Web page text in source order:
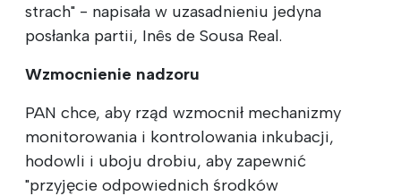
strach" - napisała w uzasadnieniu jedyna
posłanka partii, Inês de Sousa Real.
Wzmocnienie nadzoru
PAN chce, aby rząd wzmocnił mechanizmy
monitorowania i kontrolowania inkubacji,
hodowli i uboju drobiu, aby zapewnić
"przyjęcie odpowiednich środków